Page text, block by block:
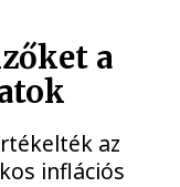
a
az
inflációs